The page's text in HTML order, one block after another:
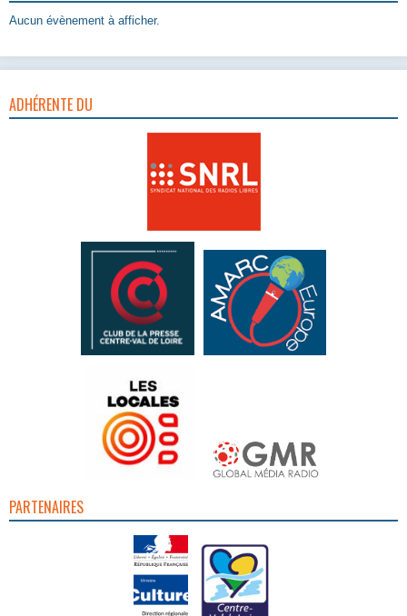
Aucun évènement à afficher.
ADHÉRENTE DU
PARTENAIRES